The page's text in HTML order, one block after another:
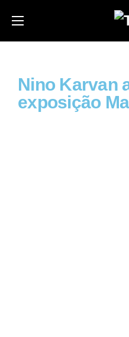
Nino Karvan
exposição